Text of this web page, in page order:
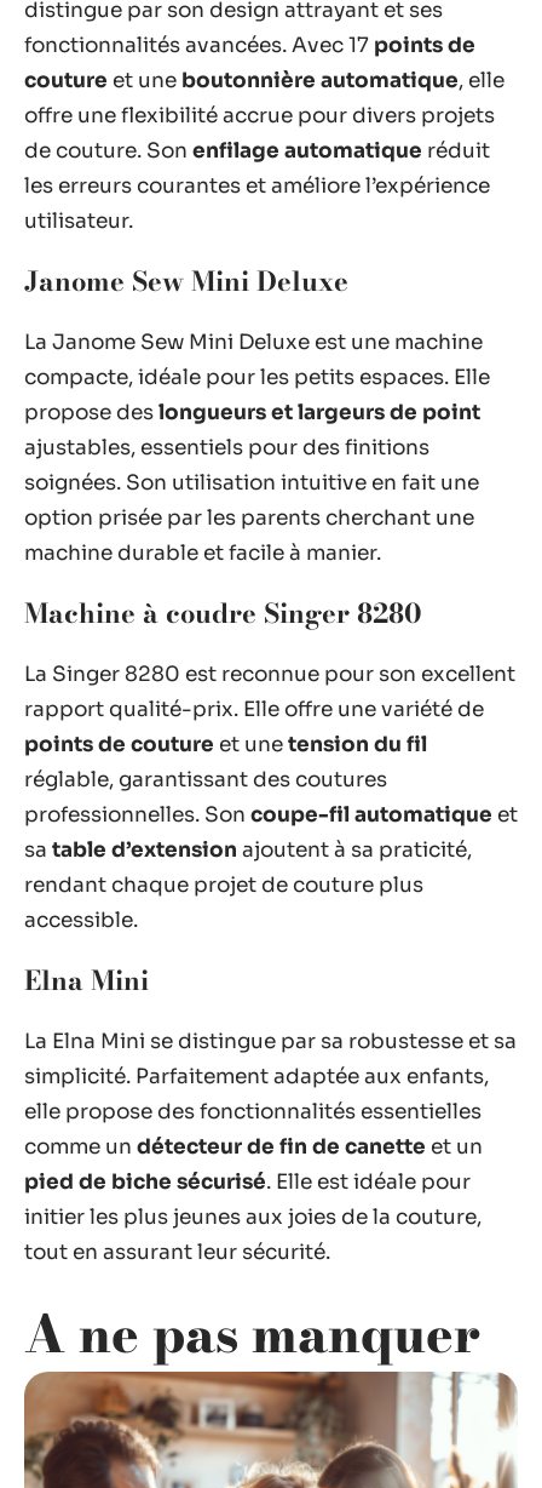
distingue par son design attrayant et ses
fonctionnalités avancées. Avec 17 points de
couture et une boutonnière automatique, elle
offre une flexibilité accrue pour divers projets
de couture. Son enfilage automatique réduit
les erreurs courantes et améliore l’expérience
utilisateur.
Janome Sew Mini Deluxe
La Janome Sew Mini Deluxe est une machine
compacte, idéale pour les petits espaces. Elle
propose deslongueurs et largeurs de point
ajustables, essentiels pour des finitions
soignées. Son utilisation intuitive en fait une
option prisée par les parents cherchant une
machine durable et facile à manier.
Machine à coudre Singer 8280
La Singer 8280 est reconnue pour son excellent
rapport qualité-prix. Elle offre une variété de
points de couture et unetension du fil
réglable, garantissant des coutures
professionnelles. Son coupe-fil automatique et
sa table d’extension ajoutent à sa praticité,
rendant chaque projet de couture plus
accessible.
Elna Mini
La Elna Mini se distingue par sa robustesse et sa
simplicité. Parfaitement adaptée aux enfants,
elle propose des fonctionnalités essentielles
comme un détecteur de fin de canette et un
pied de biche sécurisé. Elle est idéale pour
initier les plus jeunes aux joies de la couture,
tout en assurant leur sécurité.
A ne pas manquer